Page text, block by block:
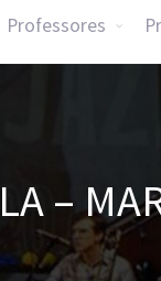
Professores
–